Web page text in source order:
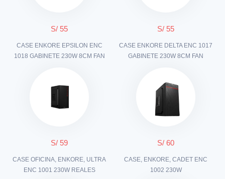
S/ 55
CASE ENKORE EPSILON ENC
1018 GABINETE 230W 8CM FAN
S/ 55
CASE ENKORE DELTA ENC 1017
GABINETE 230W 8CM FAN
S/ 59
CASE OFICINA, ENKORE, ULTRA
ENC 1001 230W REALES
S/ 60
CASE, ENKORE, CADET ENC
1002 230W